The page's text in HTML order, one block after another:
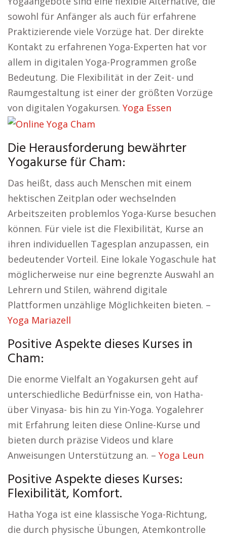
sowohl für Anfänger als auch für erfahrene
Praktizierende viele Vorzüge hat. Der direkte
Kontakt zu erfahrenen Yoga-Experten hat vor
allem in digitalen Yoga-Programmen große
Bedeutung. Die Flexibilität in der Zeit- und
Raumgestaltung ist einer der größten Vorzüge
von digitalen Yogakursen. Yoga Essen
Die Herausforderung bewährter
Yogakurse für Cham:
Das heißt, dass auch Menschen mit einem
hektischen Zeitplan oder wechselnden
Arbeitszeiten problemlos Yoga-Kurse besuchen
können. Für viele ist die Flexibilität, Kurse an
ihren individuellen Tagesplan anzupassen, ein
bedeutender Vorteil. Eine lokale Yogaschule hat
möglicherweise nur eine begrenzte Auswahl an
Lehrern und Stilen, während digitale
Plattformen unzählige Möglichkeiten bieten. –
Yoga Mariazell
Positive Aspekte dieses Kurses in
Cham:
Die enorme Vielfalt an Yogakursen geht auf
unterschiedliche Bedürfnisse ein, von Hatha-
über Vinyasa- bis hin zu Yin-Yoga. Yogalehrer
mit Erfahrung leiten diese Online-Kurse und
bieten durch präzise Videos und klare
Anweisungen Unterstützung an. – Yoga Leun
Positive Aspekte dieses Kurses:
Flexibilität, Komfort.
Hatha Yoga ist eine klassische Yoga-Richtung,
die durch physische Übungen, Atemkontrolle